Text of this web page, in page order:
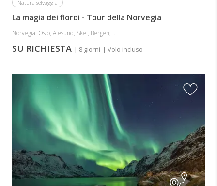
Natura selvaggia
La magia dei fiordi - Tour della Norvegia
Norvegia: Oslo, Alesund, Skei, Bergen, ...
SU RICHIESTA | 8 giorni | Volo incluso